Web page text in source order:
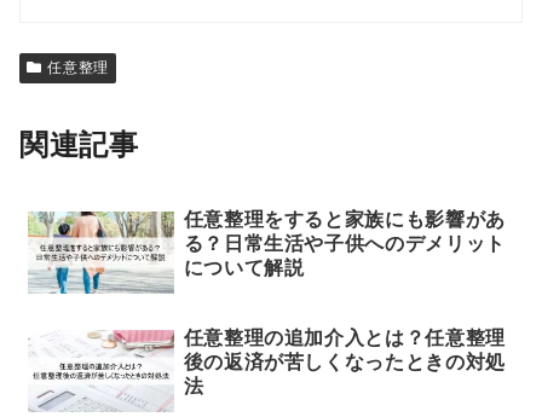
任意整理
関連記事
任意整理をすると家族にも影響があ
る？日常生活や子供へのデメリット
について解説
任意整理の追加介入とは？任意整理
後の返済が苦しくなったときの対処
法